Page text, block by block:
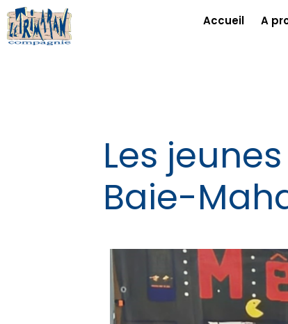
Accueil A
Les
Baie-